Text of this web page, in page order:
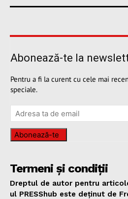
Abonează-te la
Pentru a fi la curent cu cele mai
speciale.
Abonează-te
Termeni și condiții
Dreptul de autor pentru
ul PRESShub este deținut de